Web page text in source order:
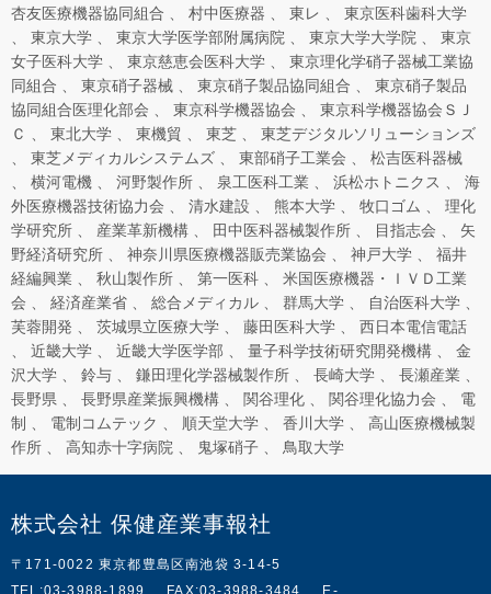
杏友医療機器協同組合
村中医療器 東レ
東京医科歯科大学
東京大学
東京大学医学部附属病院 東京大学大学院
東京
女子医科大学
東京慈恵会医科大学
東京理化学硝子器械工業協
同組合
東京硝子器械 東京硝子製品協同組合
東京硝子製品
協同組合医理化部会
東京科学機器協会
東京科学機器協会ＳＪ
Ｃ
東北大学 東機貿 東芝
東芝デジタルソリューションズ
東芝メディカルシステムズ
東部硝子工業会
松吉医科器械
横河電機
河野製作所 泉工医科工業 浜松ホトニクス
海
外医療機器技術協力会
清水建設 熊本大学 牧口ゴム
理化
学研究所
産業革新機構 田中医科器械製作所 目指志会
矢
野経済研究所
神奈川県医療機器販売業協会 神戸大学
福井
経編興業
秋山製作所 第一医科
米国医療機器・ＩＶＤ工業
会
経済産業省 総合メディカル 群馬大学
自治医科大学
芙蓉開発
茨城県立医療大学 藤田医科大学
西日本電信電話
近畿大学
近畿大学医学部 量子科学技術研究開発機構
金
沢大学
鈴与 鎌田理化学器械製作所 長崎大学
長瀬産業
長野県
長野県産業振興機構 関谷理化 関谷理化協力会
電
制
電制コムテック 順天堂大学 香川大学
高山医療機械製
作所
高知赤十字病院 鬼塚硝子 鳥取大学
株式会社 保健産業事報社
〒171-0022 東京都豊島区南池袋 3-14-5